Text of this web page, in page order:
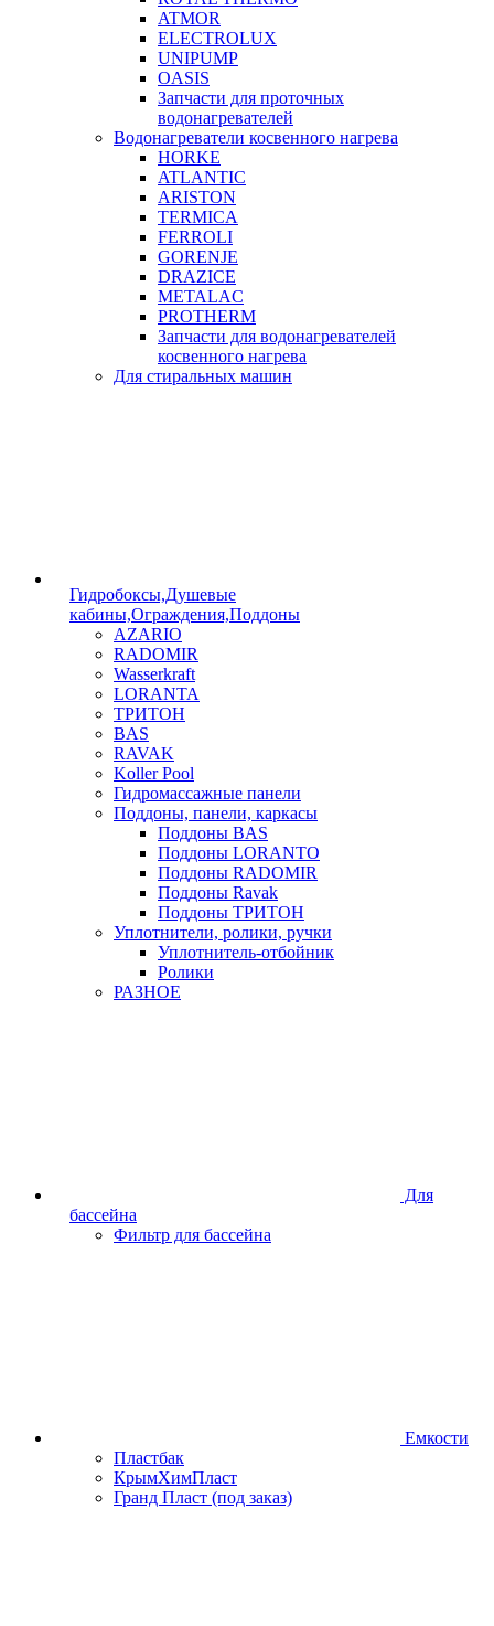
ATMOR
ELECTROLUX
UNIPUMP
OASIS
Запчасти для проточных
водонагревателей
Водонагреватели косвенного нагрева
HORKE
ATLANTIC
ARISTON
TERMICA
FERROLI
GORENJE
DRAZICE
METALAC
PROTHERM
Запчасти для водонагревателей
косвенного нагрева
Для стиральных машин
Гидробоксы,Душевые
кабины,Ограждения,Поддоны
AZARIO
RADOMIR
Wasserkraft
LORANTA
ТРИТОН
BAS
RAVAK
Koller Pool
Гидромассажные панели
Поддоны, панели, каркасы
Поддоны BAS
Поддоны LORANTO
Поддоны RADOMIR
Поддоны Ravak
Поддоны ТРИТОН
Уплотнители, ролики, ручки
Уплотнитель-отбойник
Ролики
РАЗНОЕ
Для
бассейна
Фильтр для бассейна
Емкости
Пластбак
КрымХимПласт
Гранд Пласт (под заказ)